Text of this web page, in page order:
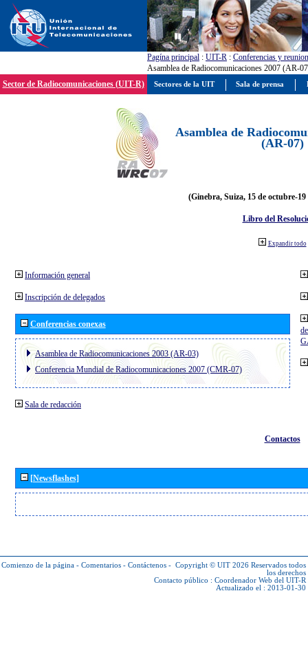
Pagína principal : UIT-R : Conferencias y
Asamblea de Radiocomunicaciones 2007 (AR-
Sector de Radiocomunicaciones (UIT-R)
Asamblea de
(AR-07)
(Ginebra, Suiza, 15 de octubre-19
Libro del
Expandir todo
Información general
Inscripción de delegados
Conferencias conexas
Asamblea de Radiocomunicaciones 2003 (AR-03)
Conferencia Mundial de Radiocomunicaciones 2007 (CMR-07)
Sala de redacción
Contactos
[Newsflashes]
Comienzo de la página - Comentarios - Contáctenos - Copyright © UIT 2026 Reservados todos
los derechos
Contacto público : Coordenador Web del UIT-R
Actualizado el : 2013-01-30
Sectores de la UIT Sala de prensa